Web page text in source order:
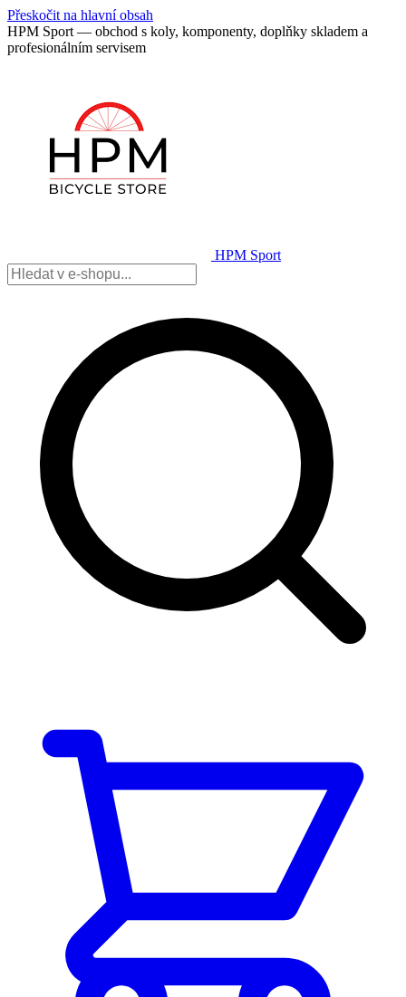
Přeskočit na hlavní obsah
HPM Sport — obchod s koly, komponenty, doplňky skladem a
profesionálním servisem
HPM Sport